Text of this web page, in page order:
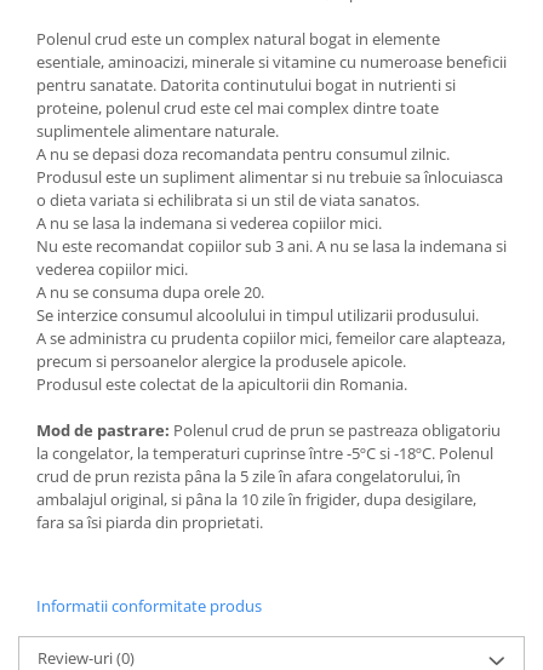
Polenul crud este un complex natural bogat in elemente
esentiale, aminoacizi, minerale si vitamine cu numeroase beneficii
pentru sanatate. Datorita continutului bogat in nutrienti si
proteine, polenul crud este cel mai complex dintre toate
suplimentele alimentare naturale.
A nu se depasi doza recomandata pentru consumul zilnic.
Produsul este un supliment alimentar si nu trebuie sa înlocuiasca
o dieta variata si echilibrata si un stil de viata sanatos.
A nu se lasa la indemana si vederea copiilor mici.
Nu este recomandat copiilor sub 3 ani. A nu se lasa la indemana si
vederea copiilor mici.
A nu se consuma dupa orele 20.
Se interzice consumul alcoolului in timpul utilizarii produsului.
A se administra cu prudenta copiilor mici, femeilor care alapteaza,
precum si persoanelor alergice la produsele apicole.
Produsul este colectat de la apicultorii din Romania.
Mod de pastrare: Polenul crud de prun se pastreaza obligatoriu
la congelator, la temperaturi cuprinse între -5ºC si -18ºC. Polenul
crud de prun rezista pâna la 5 zile în afara congelatorului, în
ambalajul original, si pâna la 10 zile în frigider, dupa desigilare,
fara sa îsi piarda din proprietati.
Informatii conformitate produs
Review-uri(0)